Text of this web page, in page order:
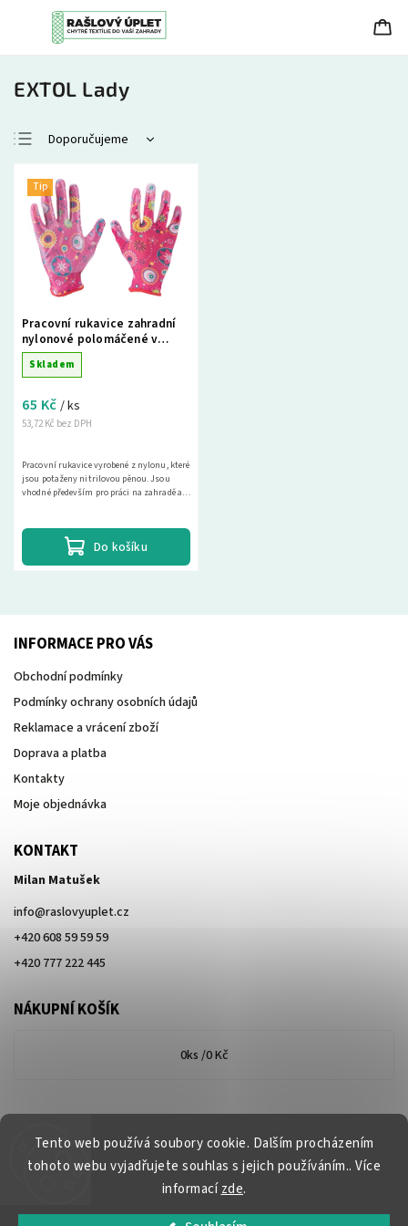
Tento web používá soubory cookie. Dalším procházením
tohoto webu vyjadřujete souhlas s jejich používáním.. Více
informacízde.
EXTOL Lady
Doporučujeme
Nejdražší
Nejprodávanější
Abecedně
Tip
Pracovní rukavice zahradní
nylonové polomáčené v
nitrilu, velikost 7 - růžové
Skladem
53,72 Kč bez DPH
65 Kč / ks
Do košíku
Pracovní rukavice vyrobené z nylonu, které
jsou potaženy nitrilovou pěnou. Jsou
vhodné především pro práci na zahradě a
INFORMACE PRO VÁS
Obchodní podmínky
Podmínky ochrany osobních údajů
Reklamace a vrácení zboží
Doprava a platba
Kontakty
Moje objednávka
KONTAKT
Milan Matušek
info@raslovyuplet.cz
+420 608 59 59 59
+420 777 222 445
NÁKUPNÍ KOŠÍK
0ks /0 Kč